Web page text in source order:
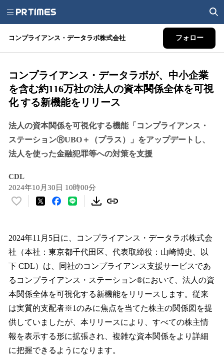
コンプライアンス・データラボ株式会社 フォロー
コンプライアンス・データラボが、中小企業
を含む約116万社の法人の資本関係全体を可視
化 する新機能をリリース
法人の資本関係を可視化する機能「コンプライアンス・
ステーションⓇUBO＋（プラス）」をアップデートし、
法人を使った金融犯罪等への対策を支援
CDL
2024年10月30日 10時00分
い
！
数
を
読
み
込
み
中
で
す
2024年11月5日に、コンプライアンス・データラボ株式会
社（本社：東京都千代田区、代表取締役：山崎博史、以
下 CDL）は、同社のコンプライアンス支援サービスであ
るコンプライアンス・ステーション®において、法人の資
本関係全体を可視化する新機能をリリースします。従来
は実質的支配者※1のみに焦点を当てた株主の関係図を提
供していましたが、本リリースにより、すべての株主情
報を表示する形に拡張され、複雑な資本関係をより詳細
に把握できるようになります。